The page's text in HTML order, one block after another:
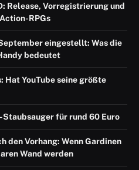
Release, Vorregistrierung und
RPGs
eingestellt: Was die
bedeutet
Hat YouTube seine größte
Staubsauger für rund 60 Euro
den Vorhang: Wenn Gardinen
Wand werden